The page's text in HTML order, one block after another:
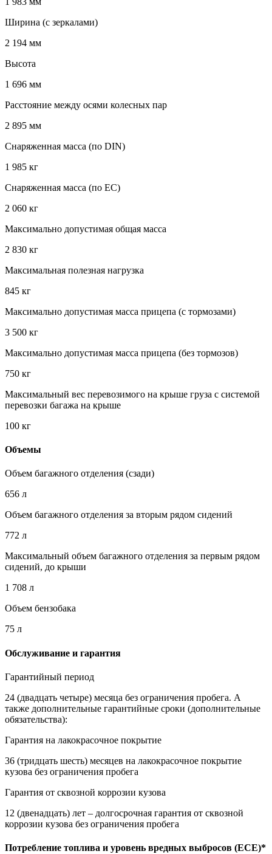
Ширина (с зеркалами)
2 194 мм
Высота
1 696 мм
Расстояние между осями колесных пар
2 895 мм
Снаряженная масса (по DIN)
1 985 кг
Снаряженная масса (по EC)
2 060 кг
Максимально допустимая общая масса
2 830 кг
Максимальная полезная нагрузка
845 кг
Максимально допустимая масса прицепа (c тормозами)
3 500 кг
Максимально допустимая масса прицепа (без тормозов)
750 кг
Максимальный вес перевозимого на крыше груза с системой
перевозки багажа на крыше
100 кг
Объемы
Объем багажного отделения (сзади)
656 л
Объем багажного отделения за вторым рядом сидений
772 л
Максимальный объем багажного отделения за первым рядом
сидений, до крыши
1 708 л
Объем бензобака
75 л
Обслуживание и гарантия
Гарантийный период
24 (двадцать четыре) месяца без ограничения пробега. А
также дополнительные гарантийные сроки (дополнительные
обязательства):
Гарантия на лакокрасочное покрытие
36 (тридцать шесть) месяцев на лакокрасочное покрытие
кузова без ограничения пробега
Гарантия от сквозной коррозии кузова
12 (двенадцать) лет – долгосрочная гарантия от сквозной
коррозии кузова без ограничения пробега
Потребление топлива и уровень вредных выбросов (ECE)*